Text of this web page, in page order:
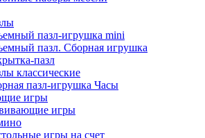
пазл-игрушка mini
пазл. Сборная игрушка
пазл
классические
пазл-игрушка Часы
игры
игры
игры на счет